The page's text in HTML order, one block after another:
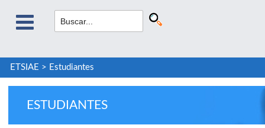
ETSIAE > Estudiantes
ESTUDIANTES